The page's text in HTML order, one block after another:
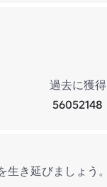
過去に獲得
56052148
き延びましょう。